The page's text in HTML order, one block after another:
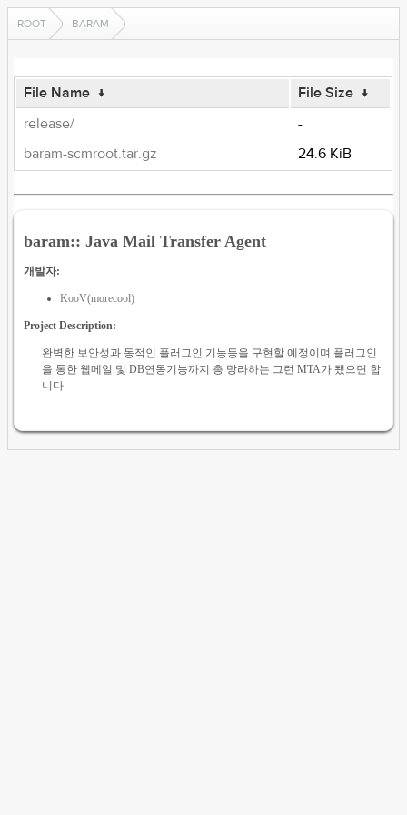
ROOT BARAM
File Name ↓ File Size ↓
release/
-
baram-scmroot.tar.gz
24.6 KiB
baram:: Java Mail Transfer Agent
개발자:
KooV(morecool)
Project Description:
완벽한 보안성과 동적인 플러그인 기능등을 구현할 예정이며 플러그인
을 통한 웹메일 및 DB연동기능까지 총 망라하는 그런 MTA가 됐으면 합
니다